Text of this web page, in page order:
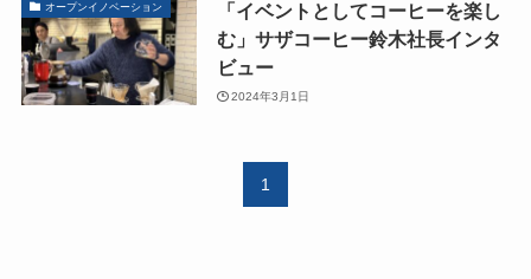
オープンイノベーション
「イベントとしてコーヒーを楽し
む」サザコーヒー鈴木社長インタ
ビュー
2024年3月1日
1